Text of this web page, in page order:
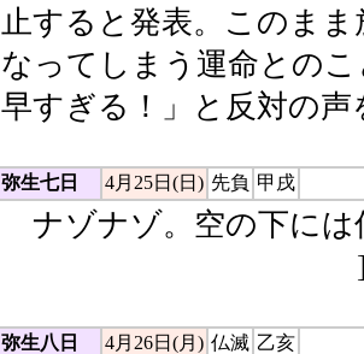
止すると発表。このま
なってしまう運命との
早すぎる！」と反対の
弥生七日 4月25日(日) 先負 甲戌
ナゾナゾ。空の下には
弥生八日 4月26日(月) 仏滅 乙亥